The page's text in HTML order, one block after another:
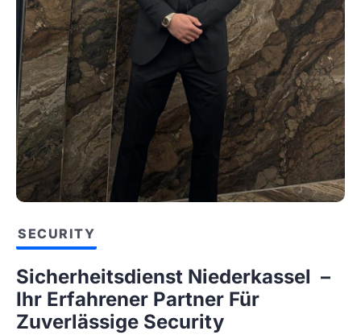
SECURITY
Sicherheitsdienst Niederkassel –
Ihr Erfahrener Partner Für
Zuverlässige Security